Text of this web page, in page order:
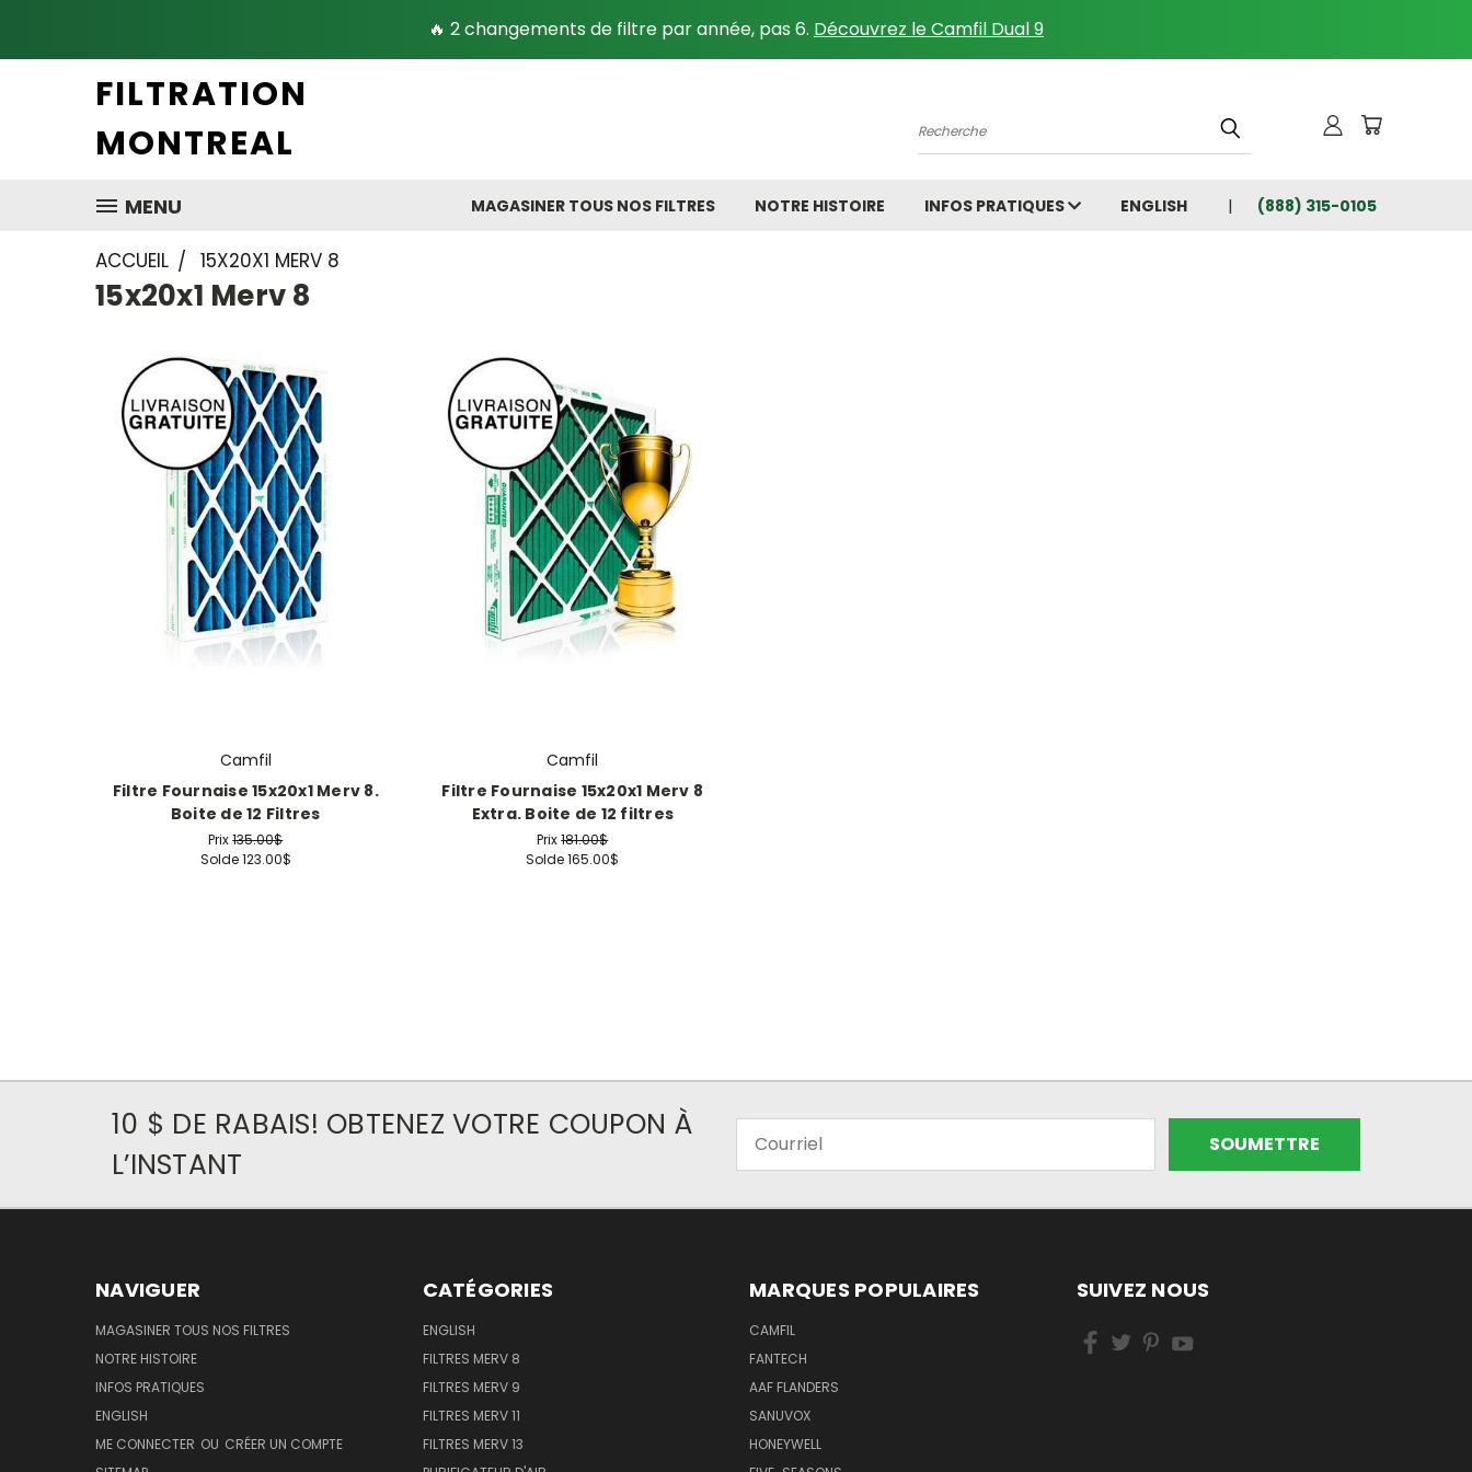
🔥 2 changements de filtre par année, pas 6. Découvrez le Camfil Dual 9
FILTRATION
MONTREAL
Recherche
MENU MAGASINER TOUS NOS FILTRES NOTRE HISTOIRE INFOS PRATIQUES ENGLISH (888) 315-0105
ACCUEIL 15X20X1 MERV 8
15x20x1 Merv 8
Camfil
Filtre Fournaise 15x20x1 Merv 8.
Boite de 12 Filtres
Prix135.00$
Solde123.00$
Camfil
Filtre Fournaise 15x20x1 Merv 8
Extra. Boite de 12 filtres
Prix181.00$
Solde165.00$
10 $ DE RABAIS! OBTENEZ VOTRE COUPON À
L’INSTANT
NAVIGUER
MAGASINER TOUS NOS FILTRES
NOTRE HISTOIRE
INFOS PRATIQUES
ENGLISH
ME CONNECTER OU CRÉER UN COMPTE
CATÉGORIES
ENGLISH
FILTRES MERV 8
FILTRES MERV 9
FILTRES MERV 11
FILTRES MERV 13
MARQUES POPULAIRES
CAMFIL
FANTECH
AAF FLANDERS
SANUVOX
HONEYWELL
SUIVEZ NOUS